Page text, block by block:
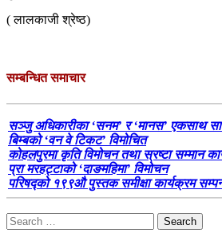
( लालकाजी श्रेष्ठ)
सम्बन्धित समाचार
सञ्जु अधिकारीका ‘सनम’ र ‘मानस’ एकसाथ
बिम्बको ‘वन वे टिकट’ विमोचित
कोहलपुरमा कृति विमोचन तथा स्रष्टा सम्मान
प्रा मरहट्टाको ‘दाङमहिमा’ विमोचन
परिषद्को १९९औ पुस्तक समीक्षा कार्यक्रम
Search
for: